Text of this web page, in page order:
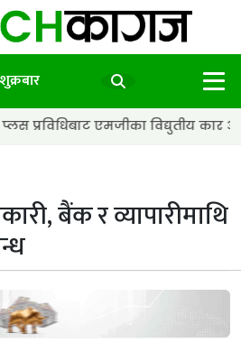
एमजीका विद्युतीय कार अझ छिटा र
बैंक र व्यापारीमाथि